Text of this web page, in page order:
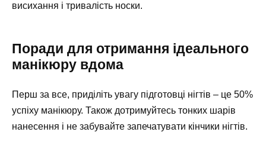
висихання і тривалість носки.
Поради для отримання ідеального
манікюру вдома
Перш за все, приділіть увагу підготовці нігтів – це 50%
успіху манікюру. Також дотримуйтесь тонких шарів
нанесення і не забувайте запечатувати кінчики нігтів.